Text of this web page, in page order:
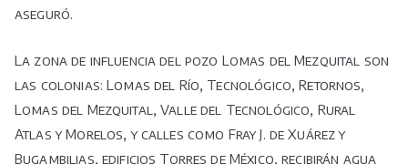
aseguró.
La zona de influencia del pozo Lomas del Mezquital son
las colonias: Lomas del Río, Tecnológico, Retornos,
Lomas del Mezquital, Valle del Tecnológico, Rural
Atlas y Morelos, y calles como Fray J. de Xuárez y
Bugambilias, edificios Torres de México, recibirán agua